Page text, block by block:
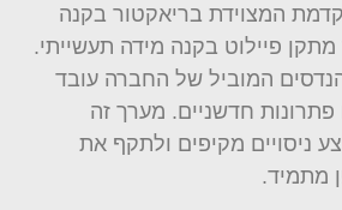
המצוידת בריאקטור בקנה
פיילוט בקנה מידה תעשייתי.
המוביל של החברה עובד
חדשניים. מערך זה
ניסויים מקיפים ולתקף את